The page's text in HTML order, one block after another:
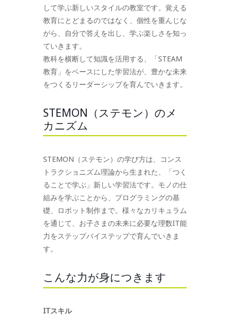
して学ぶ新しいスタイルの教室です。覚える
教育にとどまるのではなく、個性を重んじな
がら、自分で答えを出し、学ぶ楽しさを知っ
ていきます。
教科を横断して知識を活用する、「STEAM
教育」をベースにした学習法が、豊かな未来
をつくるリーダーシップを育んでいきます。
STEMON（ステモン）のメ
カニズム
STEMON（ステモン）の学び方は、コンス
トラクショニズム理論から生まれた、「つく
ることで学ぶ」新しい学習法です。モノの仕
組みを学ぶことから、プログラミングの基
礎、ロボット制作まで。様々なカリキュラム
を通じて、お子さまの未来に必要な理数IT能
力をステップバイステップで育んでいきま
す。
こんな力が身につきます
ITスキル